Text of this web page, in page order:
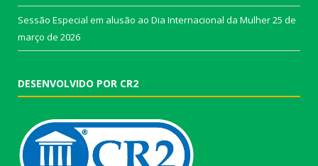
Sessão Especial em alusão ao Dia Internacional da Mulher25 de
março de 2026
DESENVOLVIDO POR CR2